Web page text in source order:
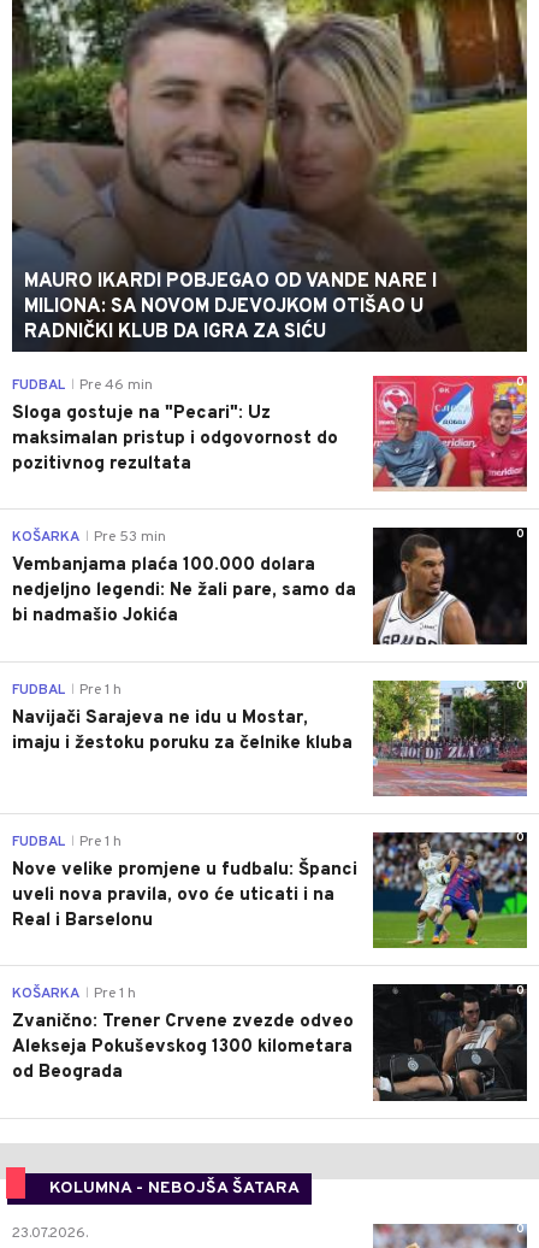
MAURO IKARDI POBJEGAO OD VANDE NARE I
MILIONA: SA NOVOM DJEVOJKOM OTIŠAO U
RADNIČKI KLUB DA IGRA ZA SIĆU
0
FUDBAL Pre 46 min
Sloga gostuje na "Pecari": Uz
maksimalan pristup i odgovornost do
pozitivnog rezultata
0
KOŠARKA Pre 53 min
Vembanjama plaća 100.000 dolara
nedjeljno legendi: Ne žali pare, samo da
bi nadmašio Jokića
0
FUDBAL Pre 1 h
Navijači Sarajeva ne idu u Mostar,
imaju i žestoku poruku za čelnike kluba
0
FUDBAL Pre 1 h
Nove velike promjene u fudbalu: Španci
uveli nova pravila, ovo će uticati i na
Real i Barselonu
0
KOŠARKA Pre 1 h
Zvanično: Trener Crvene zvezde odveo
Alekseja Pokuševskog 1300 kilometara
od Beograda
KOLUMNA - NEBOJŠA ŠATARA
0
23.07.2026.